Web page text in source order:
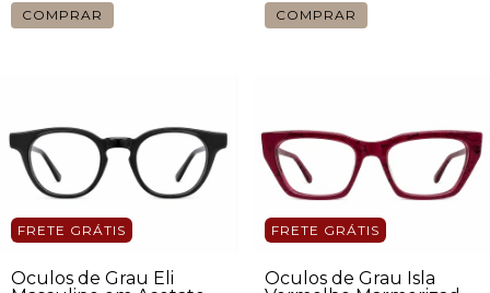
FRETE GRÁTIS
Óculos de Grau Eli
FRETE GRÁTIS
Óculos de Grau Isla